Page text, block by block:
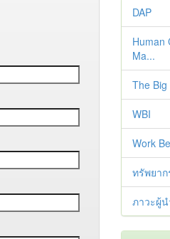
DAP
Human
Ma...
The
WBI
Work
ทรัพยา
ภาวะผู้น